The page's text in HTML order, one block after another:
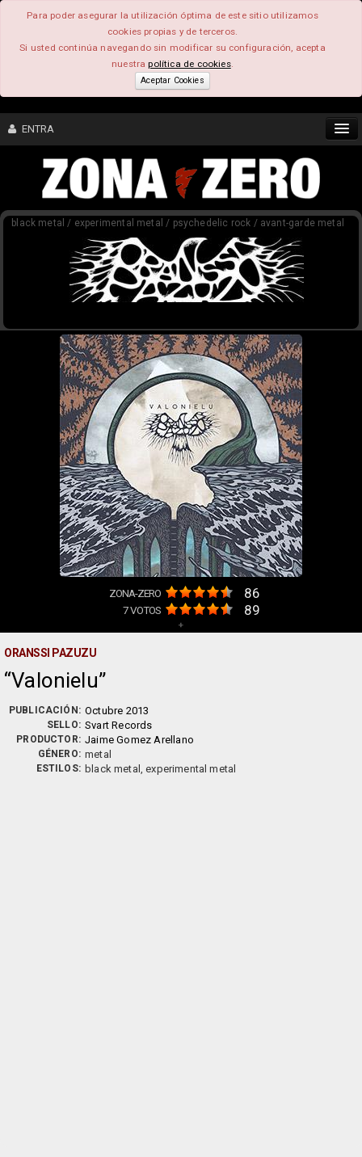
Para poder asegurar la utilización óptima de este sitio utilizamos
cookies propias y de terceros.
Si usted continúa navegando sin modificar su configuración, acepta
nuestrapolítica de cookies.
Aceptar Cookies
ENTRA
CONTENIDO
COMUNIDAD
FEEEDBACK
black metal / experimental metal / psychedelic rock / avant-garde metal
ZONA-ZERO 86
7VOTOS 89
+
ORANSSI PAZUZU
Valonielu
PUBLICACIÓN: Octubre 2013
SELLO: Svart Records
PRODUCTOR: Jaime Gomez Arellano
GÉNERO: metal
ESTILOS: black metal, experimental metal